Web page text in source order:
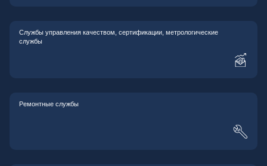
Службы управления качеством, сертификации, метрологические
службы
Ремонтные службы